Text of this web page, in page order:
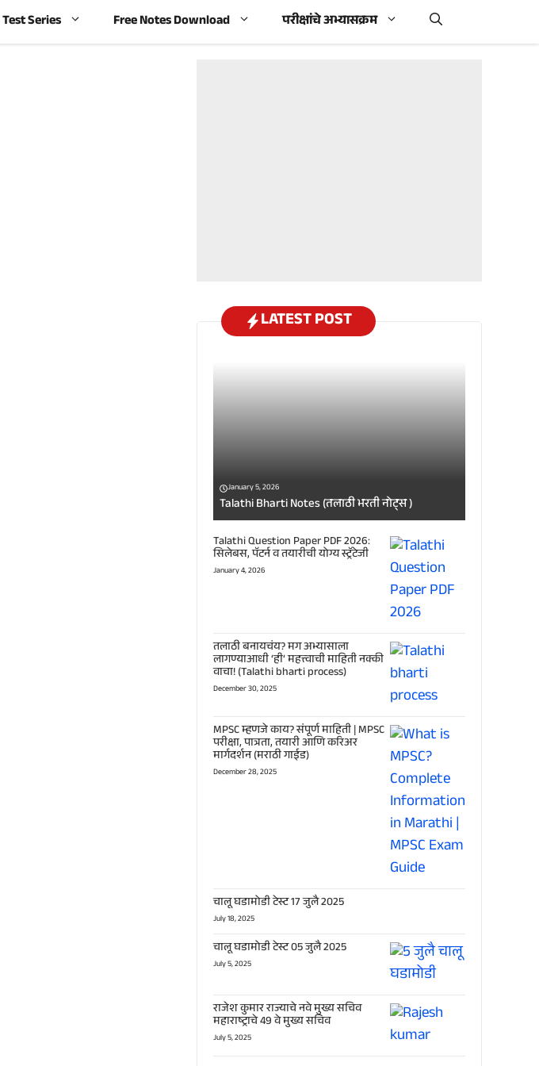
Test Series Free Notes Download परीक्षांचे अभ्यासक्रम
LATEST POST
January 5, 2026
Talathi Bharti Notes (तलाठी भरती नोट्स )
Talathi Question Paper PDF 2026:
सिलेबस, पॅटर्न व तयारीची योग्य स्ट्रॅटेजी
January 4, 2026
तलाठी बनायचंय? मग अभ्यासाला
लागण्याआधी ‘ही’ महत्त्वाची माहिती नक्की
वाचा! (Talathi bharti process)
December 30, 2025
MPSC म्हणजे काय? संपूर्ण माहिती | MPSC
परीक्षा, पात्रता, तयारी आणि करिअर
मार्गदर्शन (मराठी गाईड)
December 28, 2025
चालू घडामोडी टेस्ट 17 जुलै 2025
July 18, 2025
चालू घडामोडी टेस्ट 05 जुलै 2025
July 5, 2025
राजेश कुमार राज्याचे नवे मुख्य सचिव
महाराष्ट्राचे 49 वे मुख्य सचिव
July 5, 2025